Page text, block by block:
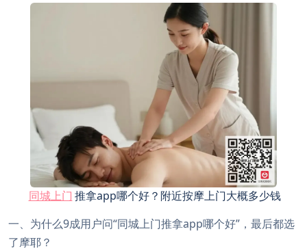
同城上门 推拿app哪个好？附近按摩上门大概多少钱
一、为什么9成用户问“同城上门推拿app哪个好”，最后都选
了摩耶？